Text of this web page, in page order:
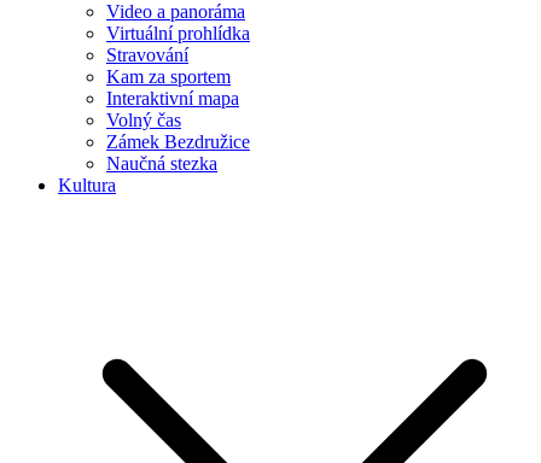
Video a panoráma
Virtuální prohlídka
Stravování
Kam za sportem
Interaktivní mapa
Volný čas
Zámek Bezdružice
Naučná stezka
Kultura